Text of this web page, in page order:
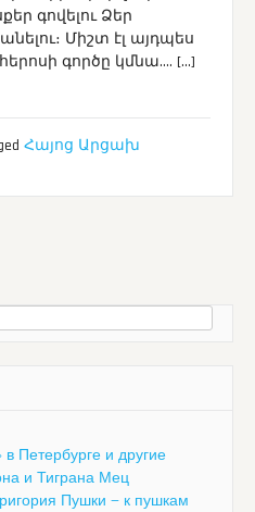
գովելու Ձեր
Միշտ էլ այդպես
գործը կմնա…. […]
Հայոց Արցախ
в Петербурге и другие
и Тиграна Мец
Пушки — к пушкам